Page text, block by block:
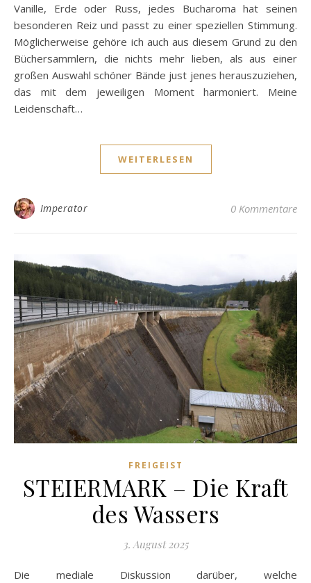
Vanille, Erde oder Russ, jedes Bucharoma hat seinen
besonderen Reiz und passt zu einer speziellen Stimmung.
Möglicherweise gehöre ich auch aus diesem Grund zu den
Büchersammlern, die nichts mehr lieben, als aus einer
großen Auswahl schöner Bände just jenes herauszuziehen,
das mit dem jeweiligen Moment harmoniert. Meine
Leidenschaft…
WEITERLESEN
Imperator 0 Kommentare
FREIGEIST
STEIERMARK – Die Kraft
des Wassers
3. August 2025
Die mediale Diskussion darüber, welche